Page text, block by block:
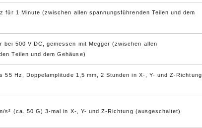
für 1 Minute (zwischen allen spannungsführenden Teilen und dem
bei 500 V DC, gemessen mit Megger (zwischen allen
Teilen und dem Gehäuse)
55 Hz, Doppelamplitude 1,5 mm, 2 Stunden in X-, Y- und Z-Richtung
s² (ca. 50 G) 3-mal in X-, Y- und Z-Richtung (ausgeschaltet)